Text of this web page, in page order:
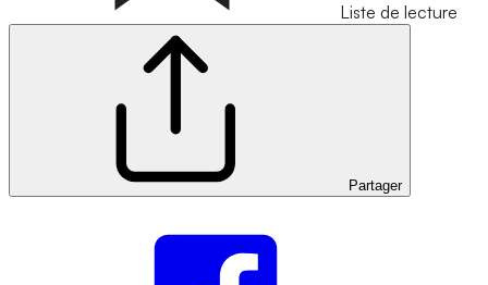
Liste de lecture
Partager